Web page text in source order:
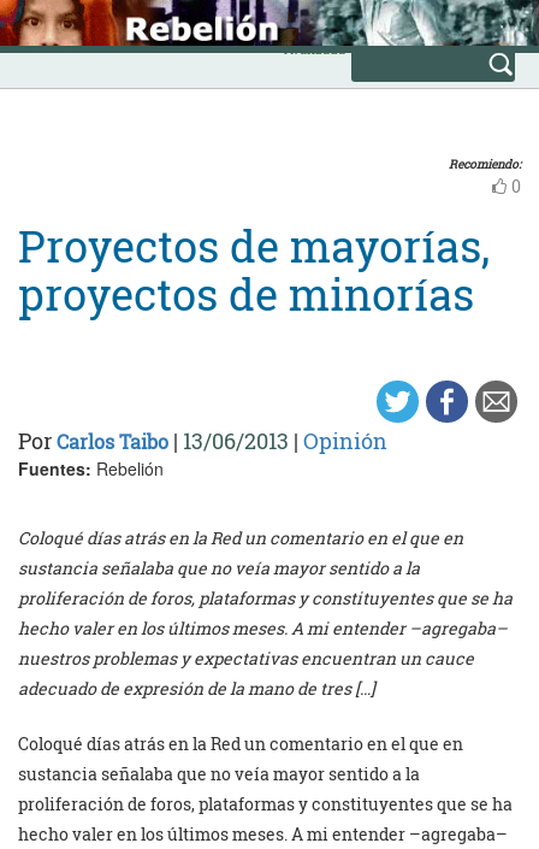
Skip
to
content
INICIO
Avanzada
Recomiendo:
0
Proyectos de mayorías,
proyectos de minorías
PorCarlos Taibo | 13/06/2013 | Opinión
Fuentes: Rebelión
Coloqué días atrás en la Red un comentario en el que en
sustancia señalaba que no veía mayor sentido a la
proliferación de foros, plataformas y constituyentes que se ha
hecho valer en los últimos meses. A mi entender –agregaba–
nuestros problemas y expectativas encuentran un cauce
adecuado de expresión de la mano de tres […]
Coloqué días atrás en la Red un comentario en el que en
sustancia señalaba que no veía mayor sentido a la
proliferación de foros, plataformas y constituyentes que se ha
hecho valer en los últimos meses. A mi entender –agregaba–